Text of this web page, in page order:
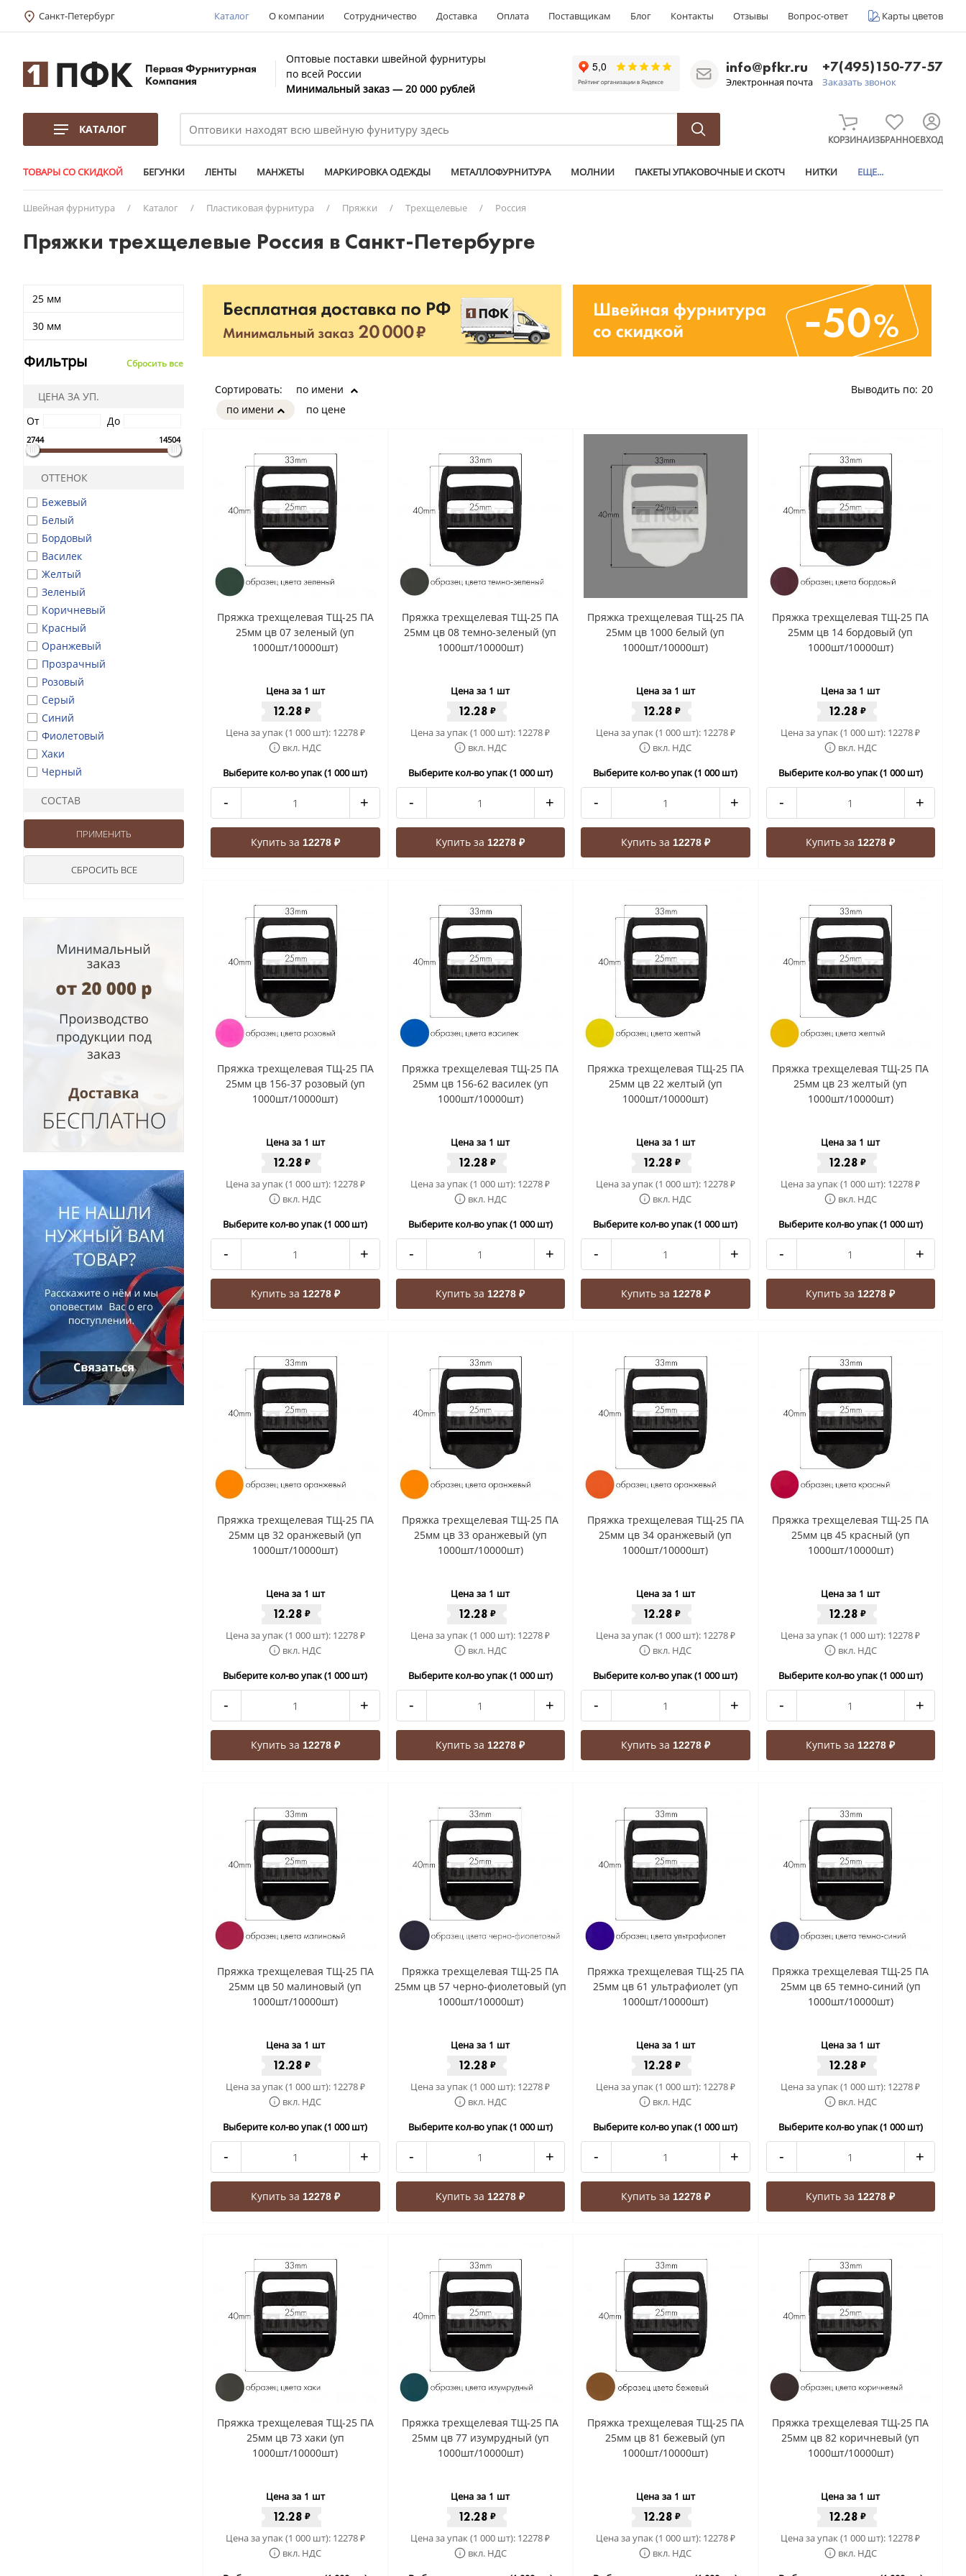
Санкт-Петербург Каталог О компании Сотрудничество Доставка Оплата Поставщикам Блог Контакты Отзывы Вопрос-ответ Карты цветов
Оптовые поставки швейной фурнитуры
по всей России
Минимальный заказ — 20 000 рублей
info@pfkr.ru
Электронная почта
+7(495)150-77-57
Заказать звонок
КАТАЛОГ
КОРЗИНАИЗБРАННОЕВХОД
ТОВАРЫ СО СКИДКОЙ БЕГУНКИ ЛЕНТЫ МАНЖЕТЫ МАРКИРОВКА ОДЕЖДЫ МЕТАЛЛОФУРНИТУРА МОЛНИИ ПАКЕТЫ УПАКОВОЧНЫЕ И СКОТЧ НИТКИ ЕЩЕ...
Швейная фурнитура / Каталог / Пластиковая фурнитура / Пряжки / Трехщелевые / Россия
Пряжки трехщелевые Россия в Санкт-Петербурге
25 мм
30 мм
Фильтры Сбросить все
ЦЕНА ЗА УП.
От
До
2744 14504
ОТТЕНОК
Бежевый
Белый
Бордовый
Василек
Желтый
Зеленый
Коричневый
Красный
Оранжевый
Прозрачный
Розовый
Серый
Синий
Фиолетовый
Хаки
Черный
СОСТАВ
Сортировать:
по имени
по цене
по имени Выводить по: 20
Пряжка трехщелевая ТЩ-25 ПА
25мм цв 07 зеленый (уп
1000шт/10000шт)
Цена за 1 шт
12.28 ₽
Цена за упак (1 000 шт): 12278₽
вкл. НДС
Выберите кол-во упак (1 000 шт)
- +
Купить за 12278 ₽
Пряжка трехщелевая ТЩ-25 ПА
25мм цв 08 темно-зеленый (уп
1000шт/10000шт)
Цена за 1 шт
12.28 ₽
Цена за упак (1 000 шт): 12278₽
вкл. НДС
Выберите кол-во упак (1 000 шт)
- +
Купить за12278 ₽
Пряжка трехщелевая ТЩ-25 ПА
25мм цв 1000 белый (уп
1000шт/10000шт)
Цена за 1 шт
12.28 ₽
Цена за упак (1 000 шт): 12278₽
вкл. НДС
Выберите кол-во упак (1 000 шт)
- +
Купить за 12278 ₽
Пряжка трехщелевая ТЩ-25 ПА
25мм цв 14 бордовый (уп
1000шт/10000шт)
Цена за 1 шт
12.28 ₽
Цена за упак (1 000 шт): 12278₽
вкл. НДС
Выберите кол-во упак (1 000 шт)
- +
Купить за12278 ₽
Пряжка трехщелевая ТЩ-25 ПА
25мм цв 156-37 розовый (уп
1000шт/10000шт)
Цена за 1 шт
12.28 ₽
Цена за упак (1 000 шт): 12278₽
вкл. НДС
Выберите кол-во упак (1 000 шт)
- +
Купить за 12278 ₽
Пряжка трехщелевая ТЩ-25 ПА
25мм цв 156-62 василек (уп
1000шт/10000шт)
Цена за 1 шт
12.28 ₽
Цена за упак (1 000 шт): 12278₽
вкл. НДС
Выберите кол-во упак (1 000 шт)
- +
Купить за12278 ₽
Пряжка трехщелевая ТЩ-25 ПА
25мм цв 22 желтый (уп
1000шт/10000шт)
Цена за 1 шт
12.28 ₽
Цена за упак (1 000 шт): 12278₽
вкл. НДС
Выберите кол-во упак (1 000 шт)
- +
Купить за 12278 ₽
Пряжка трехщелевая ТЩ-25 ПА
25мм цв 23 желтый (уп
1000шт/10000шт)
Цена за 1 шт
12.28 ₽
Цена за упак (1 000 шт): 12278₽
вкл. НДС
Выберите кол-во упак (1 000 шт)
- +
Купить за12278 ₽
Пряжка трехщелевая ТЩ-25 ПА
25мм цв 32 оранжевый (уп
1000шт/10000шт)
Цена за 1 шт
12.28 ₽
Цена за упак (1 000 шт): 12278₽
вкл. НДС
Выберите кол-во упак (1 000 шт)
- +
Купить за 12278 ₽
Пряжка трехщелевая ТЩ-25 ПА
25мм цв 33 оранжевый (уп
1000шт/10000шт)
Цена за 1 шт
12.28 ₽
Цена за упак (1 000 шт): 12278₽
вкл. НДС
Выберите кол-во упак (1 000 шт)
- +
Купить за12278 ₽
Пряжка трехщелевая ТЩ-25 ПА
25мм цв 34 оранжевый (уп
1000шт/10000шт)
Цена за 1 шт
12.28 ₽
Цена за упак (1 000 шт): 12278₽
вкл. НДС
Выберите кол-во упак (1 000 шт)
- +
Купить за 12278 ₽
Пряжка трехщелевая ТЩ-25 ПА
25мм цв 45 красный (уп
1000шт/10000шт)
Цена за 1 шт
12.28 ₽
Цена за упак (1 000 шт): 12278₽
вкл. НДС
Выберите кол-во упак (1 000 шт)
- +
Купить за12278 ₽
Пряжка трехщелевая ТЩ-25 ПА
25мм цв 50 малиновый (уп
1000шт/10000шт)
Цена за 1 шт
12.28 ₽
Цена за упак (1 000 шт): 12278₽
вкл. НДС
Выберите кол-во упак (1 000 шт)
- +
Купить за 12278 ₽
Пряжка трехщелевая ТЩ-25 ПА
25мм цв 57 черно-фиолетовый (уп
1000шт/10000шт)
Цена за 1 шт
12.28 ₽
Цена за упак (1 000 шт): 12278₽
вкл. НДС
Выберите кол-во упак (1 000 шт)
- +
Купить за12278 ₽
Пряжка трехщелевая ТЩ-25 ПА
25мм цв 61 ультрафиолет (уп
1000шт/10000шт)
Цена за 1 шт
12.28 ₽
Цена за упак (1 000 шт): 12278₽
вкл. НДС
Выберите кол-во упак (1 000 шт)
- +
Купить за 12278 ₽
Пряжка трехщелевая ТЩ-25 ПА
25мм цв 65 темно-синий (уп
1000шт/10000шт)
Цена за 1 шт
12.28 ₽
Цена за упак (1 000 шт): 12278₽
вкл. НДС
Выберите кол-во упак (1 000 шт)
- +
Купить за12278 ₽
Пряжка трехщелевая ТЩ-25 ПА
25мм цв 73 хаки (уп
1000шт/10000шт)
Цена за 1 шт
12.28 ₽
Цена за упак (1 000 шт): 12278₽
вкл. НДС
Пряжка трехщелевая ТЩ-25 ПА
25мм цв 77 изумрудный (уп
1000шт/10000шт)
Цена за 1 шт
12.28 ₽
Цена за упак (1 000 шт): 12278₽
вкл. НДС
Пряжка трехщелевая ТЩ-25 ПА
25мм цв 81 бежевый (уп
1000шт/10000шт)
Цена за 1 шт
12.28 ₽
Цена за упак (1 000 шт): 12278₽
вкл. НДС
Пряжка трехщелевая ТЩ-25 ПА
25мм цв 82 коричневый (уп
1000шт/10000шт)
Цена за 1 шт
12.28 ₽
Цена за упак (1 000 шт): 12278₽
вкл. НДС